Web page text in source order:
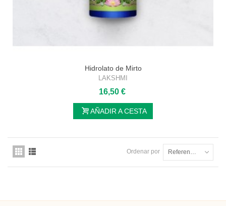
Hidrolato de Mirto
LAKSHMI
16,50 €
AÑADIR A CESTA
Ordenar por Referencia: la más baja primero